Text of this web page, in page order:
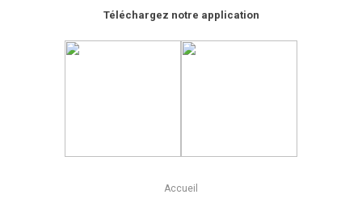
Téléchargez notre application
Accueil